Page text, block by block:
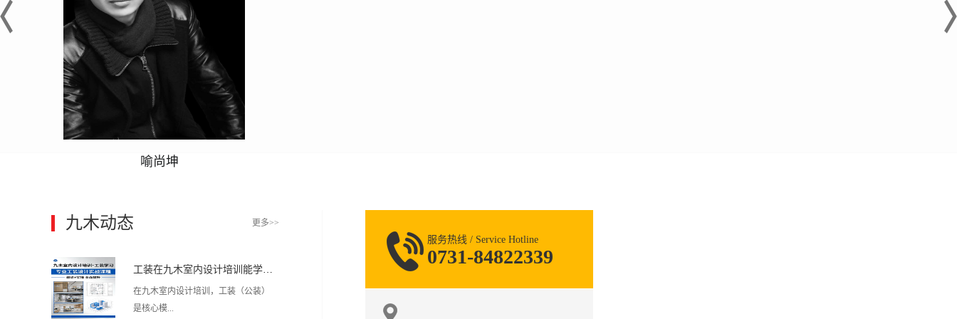
喻尚坤
九木动态 更多>>
工装在九木室内设计培训能学到东西吗?
在九木室内设计培训，工装（公装）
是核心模...
服务热线 / Service Hotline
0731-84822339